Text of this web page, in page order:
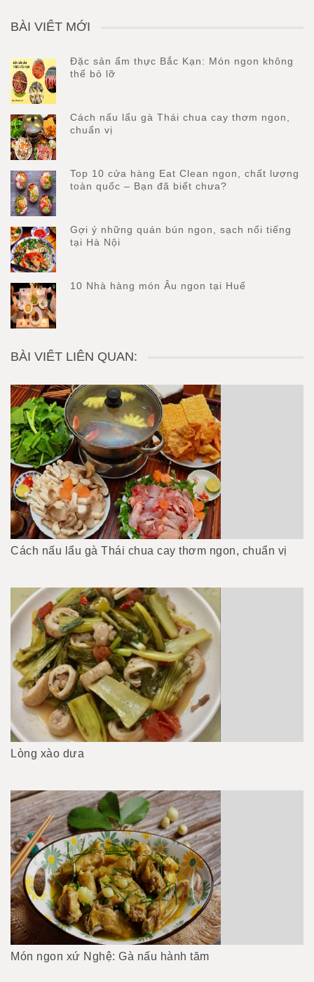
BÀI VIẾT MỚI
Đặc sản ẩm thực Bắc Kạn: Món ngon không
thể bỏ lỡ
Cách nấu lẩu gà Thái chua cay thơm ngon,
chuẩn vị
Top 10 cửa hàng Eat Clean ngon, chất lượng
toàn quốc – Bạn đã biết chưa?
Gợi ý những quán bún ngon, sạch nổi tiếng
tại Hà Nội
10 Nhà hàng món Âu ngon tại Huế
BÀI VIẾT LIÊN QUAN:
Cách nấu lẩu gà Thái chua cay thơm ngon, chuẩn vị
Lòng xào dưa
Món ngon xứ Nghệ: Gà nấu hành tăm